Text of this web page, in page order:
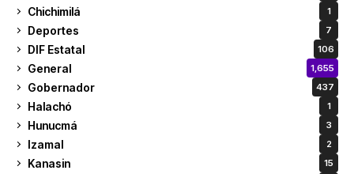
Chichimilá 1
Deportes 7
DIF Estatal 106
General 1,655
Gobernador 437
Halachó 1
Hunucmá 3
Izamal 2
Kanasin 15